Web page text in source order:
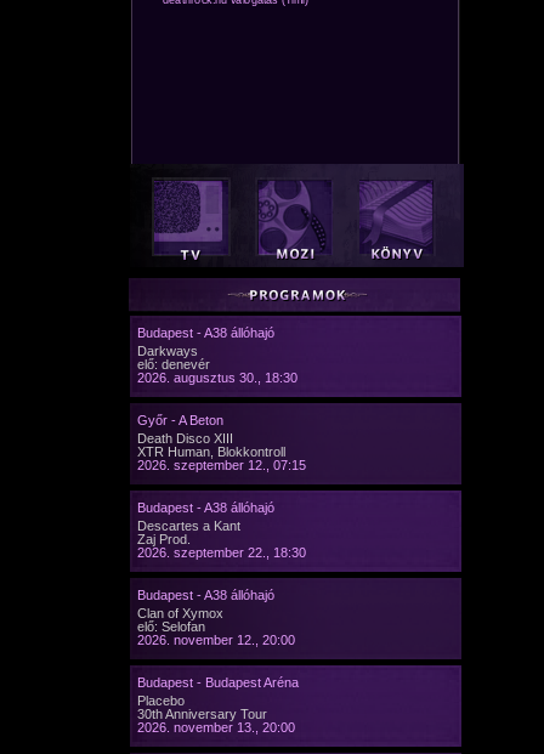
Budapest - A38 állóhajó
Darkways
elő: denevér
2026. augusztus 30., 18:30
Győr - A Beton
Death Disco XIII
XTR Human, Blokkontroll
2026. szeptember 12., 07:15
Budapest - A38 állóhajó
Descartes a Kant
Zaj Prod.
2026. szeptember 22., 18:30
Budapest - A38 állóhajó
Clan of Xymox
elő: Selofan
2026. november 12., 20:00
Budapest - Budapest Aréna
Placebo
30th Anniversary Tour
2026. november 13., 20:00